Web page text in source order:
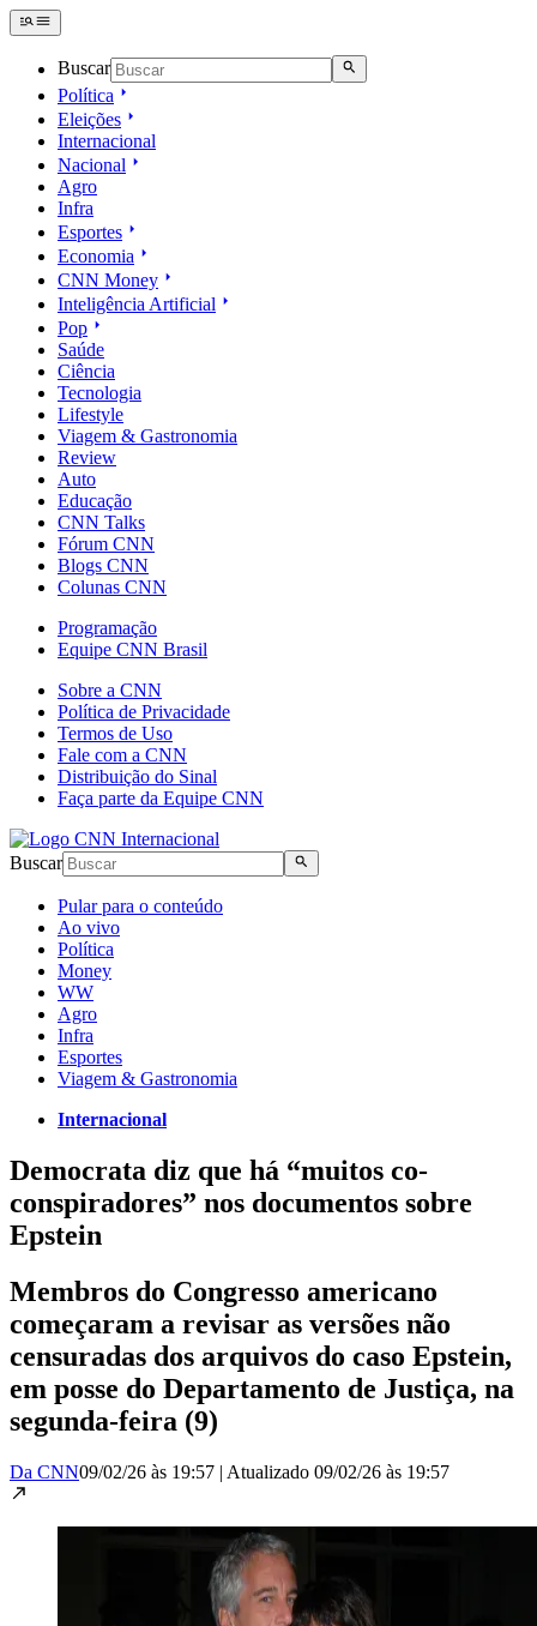
Buscar
Política
Eleições
Internacional
Nacional
Agro
Infra
Esportes
Economia
CNN Money
Inteligência Artificial
Pop
Saúde
Ciência
Tecnologia
Lifestyle
Viagem & Gastronomia
Review
Auto
Educação
CNN Talks
Fórum CNN
Blogs CNN
Colunas CNN
Programação
Equipe CNN Brasil
Sobre a CNN
Política de Privacidade
Termos de Uso
Fale com a CNN
Distribuição do Sinal
Faça parte da Equipe CNN
Buscar
Pular para o conteúdo
Ao vivo
Política
Money
WW
Agro
Infra
Esportes
Viagem & Gastronomia
Internacional
Democrata diz que há “muitos co-
conspiradores” nos documentos sobre
Epstein
Membros do Congresso americano
começaram a revisar as versões não
censuradas dos arquivos do caso Epstein,
em posse do Departamento de Justiça, na
segunda-feira (9)
Da CNN09/02/26 às 19:57 | Atualizado 09/02/26 às 19:57